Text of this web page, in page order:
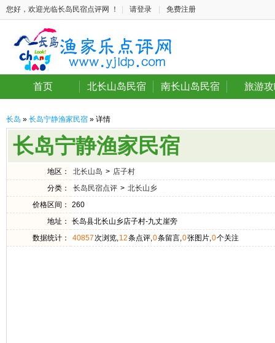
您好，欢迎光临长岛民宿点评网 ！ 请登录 免费注册
首页 北长山岛民宿 南长山岛民宿 旅游
长岛 » 长岛宁静渔家民宿 » 详情
长岛宁静渔家民宿
地区： 北长山岛 > 店子村
分类：
长岛民宿点评 > 北长山乡
价格区间：
260
地址：
长岛县北长山乡店子村-九丈崖旁
数据统计：
40857 次浏览,12条点评,0条留言,0张图片,0个关注